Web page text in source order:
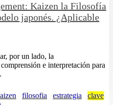
Kaizen la Filosofía
japonés. ¿Aplicable
por un lado, la
e interpretación para
filosofia estrategia
clave